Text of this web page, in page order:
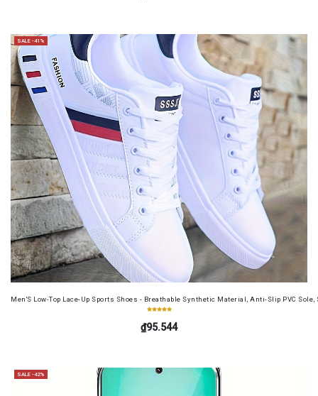
SALE -41%
Men'S Low-Top Lace-Up Sports Shoes - Breathable Synthetic Material, Anti-Slip PVC
₫95.544
SALE -42%